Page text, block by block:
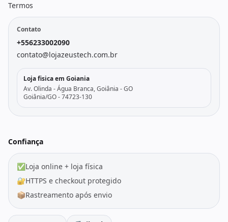
Termos
Contato
+556233002090
contato@lojazeustech.com.br
Loja fisica em Goiania
Av. Olinda - Água Branca, Goiânia - GO
Goiânia/GO - 74723-130
Confiança
✅Loja online + loja física
🔐HTTPS e checkout protegido
📦Rastreamento após envio